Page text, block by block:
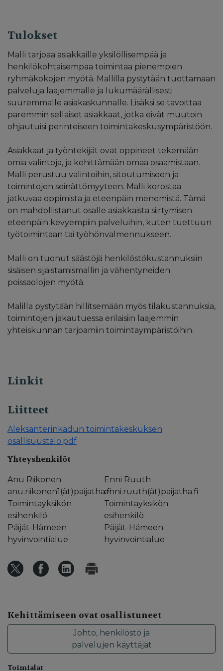
Tulokset
Malli tarjoaa asiakkaille yksilöllisempää ja
henkilökohtaisempaa toimintaa pienempien
ryhmäkokojen myötä. Mallilla pystytään tuottamaan
palveluja laajemmalle ja lukumäärällisesti
suuremmalle asiakaskunnalle. Lisäksi se tavoittaa
paremmin sellaiset asiakkaat, jotka eivät muutoin
ohjautuisi perinteiseen toimintakeskusympäristöön.
Asiakkaat ja työntekijät ovat oppineet tekemään
omia valintoja, ja kehittämään omaa osaamistaan.
Malli perustuu valintoihin, sitoutumiseen ja
toimintojen seinättömyyteen. Malli korostaa
jatkuvaa oppimista ja eteenpäin menemistä. Tämä
on mahdollistanut osalle asiakkaista siirtymisen
eteenpäin kevyempiin palveluihin, kuten tuettuun
työtoimintaan tai työhönvalmennukseen.
Malli on tuonut säästöjä henkilöstökustannuksiin
sisäisen sijaistamismallin ja vähentyneiden
poissaolojen myötä.
Malilla pystytään hillitsemään myös tilakustannuksia,
toimintojen jakautuessa erilaisiin laajemmin
yhteiskunnan tarjoamiin toimintaympäristöihin.
Linkit
Liitteet
Aleksanterinkadun toimintakeskuksen
osallisuustalo.pdf
Yhteyshenkilöt
Anu Riikonen
anu.riikonen1(ät)paijatha.fi
Toimintayksikön
esihenkilö
Päijät-Hämeen
hyvinvointialue
Enni Ruuth
enni.ruuth(ät)paijatha.fi
Toimintayksikön
esihenkilö
Päijät-Hämeen
hyvinvointialue
Kehittämiseen ovat osallistuneet
Johto, henkilöstö ja
palvelujen käyttäjät
Toimialat